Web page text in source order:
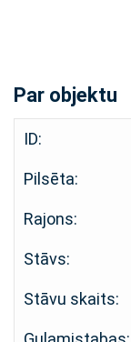
Par objektu
ID:
Pilsēta:
Rajons:
Stāvs:
Stāvu skaits: